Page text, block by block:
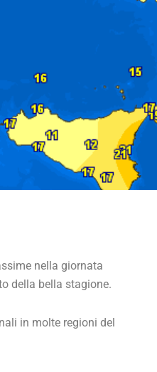
nella giornata
della bella stagione.
in molte regioni del